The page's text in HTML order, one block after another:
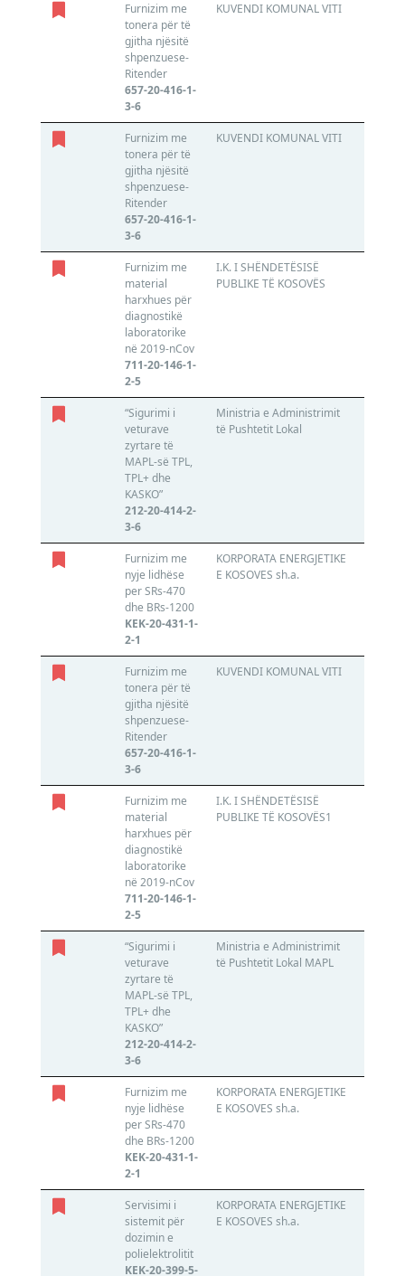
Furnizim me
tonera për të
gjitha njësitë
shpenzuese-
Ritender
657-20-416-1-
3-6
KUVENDI KOMUNAL VITI
Furnizim me
tonera për të
gjitha njësitë
shpenzuese-
Ritender
657-20-416-1-
3-6
KUVENDI KOMUNAL VITI
Furnizim me
material
harxhues për
diagnostikë
laboratorike
në 2019-nCov
711-20-146-1-
2-5
I.K. I SHËNDETËSISË
PUBLIKE TË KOSOVËS
“Sigurimi i
veturave
zyrtare të
MAPL-së TPL,
TPL+ dhe
KASKO”
212-20-414-2-
3-6
Ministria e Administrimit
të Pushtetit Lokal
Furnizim me
nyje lidhëse
per SRs-470
dhe BRs-1200
KEK-20-431-1-
2-1
KORPORATA ENERGJETIKE
E KOSOVES sh.a.
Furnizim me
tonera për të
gjitha njësitë
shpenzuese-
Ritender
657-20-416-1-
3-6
KUVENDI KOMUNAL VITI
Furnizim me
material
harxhues për
diagnostikë
laboratorike
në 2019-nCov
711-20-146-1-
2-5
I.K. I SHËNDETËSISË
PUBLIKE TË KOSOVËS1
“Sigurimi i
veturave
zyrtare të
MAPL-së TPL,
TPL+ dhe
KASKO”
212-20-414-2-
3-6
Ministria e Administrimit
të Pushtetit Lokal MAPL
Furnizim me
nyje lidhëse
per SRs-470
dhe BRs-1200
KEK-20-431-1-
2-1
KORPORATA ENERGJETIKE
E KOSOVES sh.a.
Servisimi i
sistemit për
dozimin e
polielektrolitit
KEK-20-399-5-
KORPORATA ENERGJETIKE
E KOSOVES sh.a.